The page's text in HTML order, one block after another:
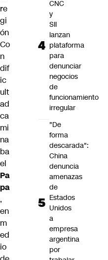
re
gi
ón
Co
n
dif
ic
ult
ad
ca
mi
na
ba
el
Pa
pa
,
en
m
ed
io
CNC
y
SII
lanzan
plataforma
para
denunciar
negocios
de
funcionamiento
irregular
"De
forma
descarada":
China
denuncia
amenazas
de
Estados
Unidos
a
empresa
argentina
por